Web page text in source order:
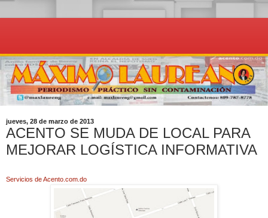
jueves, 28 de marzo de 2013
ACENTO SE MUDA DE LOCAL PARA
MEJORAR LOGÍSTICA INFORMATIVA
Servicios de Acento.com.do